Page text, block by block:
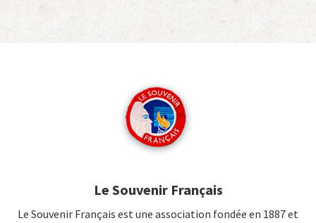
Le Souvenir Français
Le Souvenir Français est une association fondée en 1887 et